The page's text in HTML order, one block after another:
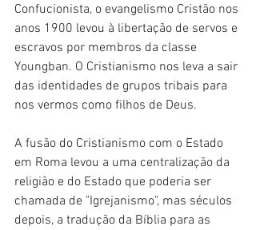
Confucionista, o evangelismo Cristão nos
anos 1900 levou à libertação de servos e
escravos por membros da classe
Youngban. O Cristianismo nos leva a sair
das identidades de grupos tribais para
nos vermos como filhos de Deus.
A fusão do Cristianismo com o Estado
em Roma levou a uma centralização da
religião e do Estado que poderia ser
chamada de "Igrejanismo", mas séculos
depois, a tradução da Bíblia para as